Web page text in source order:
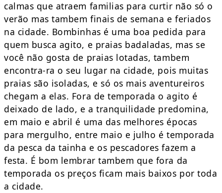
calmas que atraem familias para curtir não só o
verão mas tambem finais de semana e feriados
na cidade. Bombinhas é uma boa pedida para
quem busca agito, e praias badaladas, mas se
você não gosta de praias lotadas, tambem
encontra-ra o seu lugar na cidade, pois muitas
praias são isoladas, e só os mais aventureiros
chegam a elas. Fora de temporada o agito é
deixado de lado, e a tranquilidade predomina,
em maio e abril é uma das melhores épocas
para mergulho, entre maio e julho é temporada
da pesca da tainha e os pescadores fazem a
festa. É bom lembrar tambem que fora da
temporada os preços ficam mais baixos por toda
a cidade.